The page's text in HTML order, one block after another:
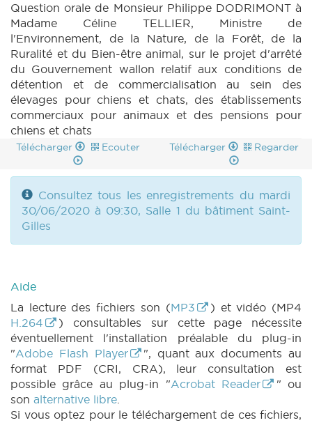
Question orale de Monsieur Philippe DODRIMONT à
Madame Céline TELLIER, Ministre de
l'Environnement, de la Nature, de la Forêt, de la
Ruralité et du Bien-être animal, sur le projet d'arrêté
du Gouvernement wallon relatif aux conditions de
détention et de commercialisation au sein des
élevages pour chiens et chats, des établissements
commerciaux pour animaux et des pensions pour
chiens et chats
Télécharger Ecouter Télécharger Regarder
Consultez tous les enregistrements du mardi
30/06/2020 à 09:30, Salle 1 du bâtiment Saint-
Gilles
Aide
La lecture des fichiers son (MP3
) et vidéo (MP4
H.264
) consultables sur cette page nécessite
éventuellement l'installation préalable du plug-in
"Adobe Flash Player
", quant aux documents au
format PDF (CRI, CRA), leur consultation est
possible grâce au plug-in "Acrobat Reader
" ou
son alternative libre.
Si vous optez pour le téléchargement de ces fichiers,